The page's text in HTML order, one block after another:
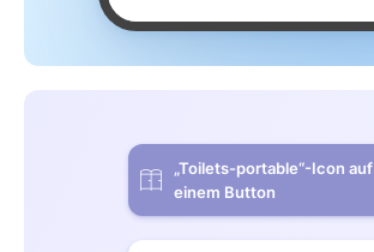
„Toilets-portable“-Icon auf
einem Button